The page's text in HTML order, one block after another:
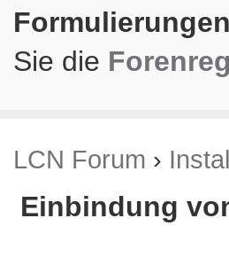
Sie die
LCN Forum ›
Einbindung